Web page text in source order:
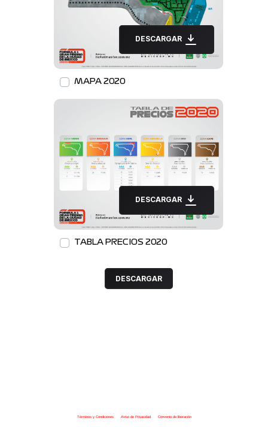
DESCARGAR
MAPA 2020
DESCARGAR
TABLA PRECIOS 2020
DESCARGAR
Términos y Condiciones| Aviso de Privacidad| Convenio de liberación